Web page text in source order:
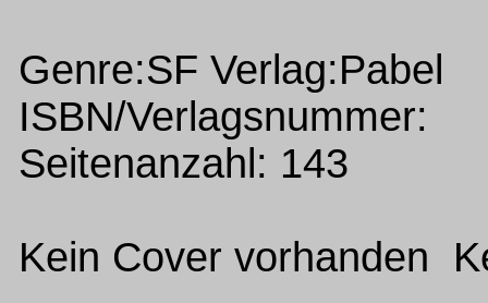
Genre:SF Verlag:Pabel
ISBN/Verlagsnummer:
Seitenanzahl: 143
Kein Cover vorhanden